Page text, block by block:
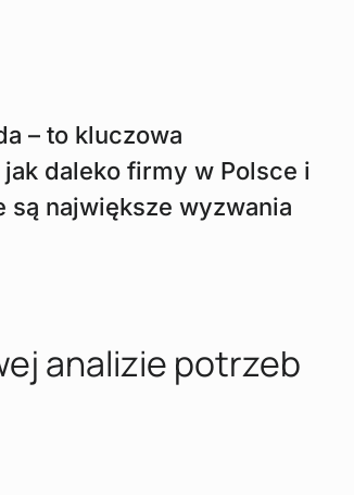
– to kluczowa
daleko firmy w Polsce i
są największe wyzwania
analizie potrzeb